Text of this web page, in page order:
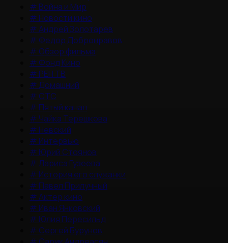
# Война и Мир
# Новости кино
#Андрей Золотарев
# Федор Добронравов
# Обзор фильма
# Фонд Кино
# РЕН ТВ
# Домашний
# СТС
# Пятый канал
# Чайка Терешкова
# Невский
# Интервью
# Юрий Стоянов
#Лариса Гузеева
# История его служанки
# Павел Прилучный
#Актер кино
# Иван Янковский
# Юлия Пересильд
# Сергей Бурунов